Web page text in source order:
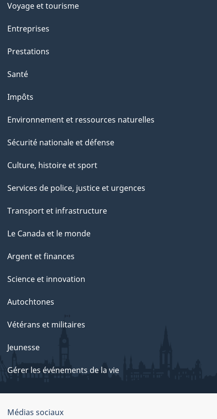
a
g
"
Voyage et tourisme
Entreprises
Prestations
Santé
Impôts
Environnement et ressources naturelles
Sécurité nationale et défense
Culture, histoire et sport
Services de police, justice et urgences
Transport et infrastructure
Le Canada et le monde
Argent et finances
Science et innovation
Autochtones
Vétérans et militaires
Jeunesse
Gérer les événements de la vie
Organisation
Médias sociaux